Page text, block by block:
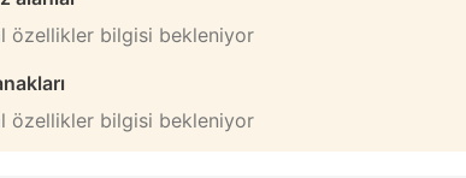
özellikler bilgisi bekleniyor
özellikler bilgisi bekleniyor